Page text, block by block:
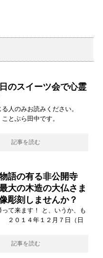
のスイーツ会で心霊
人のみお読みください。
とぶら田中です。
記事を読む
語の有る非公開寺
大の木造の大仏さま
彫刻しませんか？
て来ます！ と、いうか、も
２０１４年１２月７日（日
記事を読む